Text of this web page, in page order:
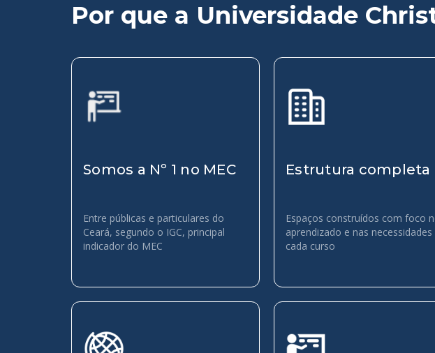
Por que a Universidade
Somos a Nº 1 no MEC
Entre públicas e particulares do
Ceará, segundo o IGC, principal
indicador do MEC
Estrutura completa
Espaços construídos com foco
aprendizado e nas necessidades
cada curso